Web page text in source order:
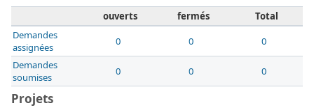
ouverts fermés
Total
Demandes
assignées
0 0
0
Demandes
soumises
0 0 0
Projets